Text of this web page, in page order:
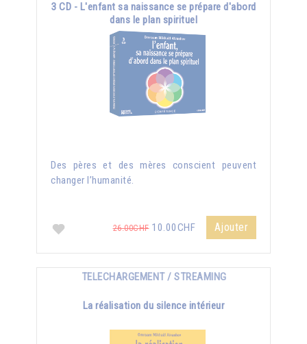
3 CD - L'enfant sa naissance se prépare d'abord
dans le plan spirituel
Des pères et des mères conscient peuvent
changer l’humanité.
26.00CHF10.00CHF Ajouter
TELECHARGEMENT / STREAMING
La réalisation du silence intérieur